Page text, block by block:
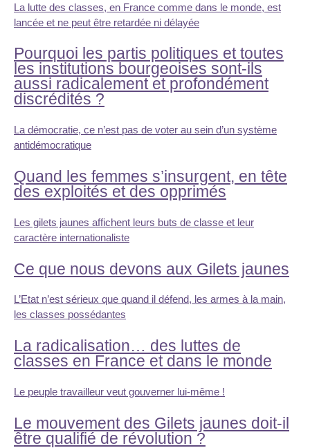
La lutte des classes, en France comme dans le monde, est
lancée et ne peut être retardée ni délayée
Pourquoi les partis politiques et toutes
les institutions bourgeoises sont-ils
aussi radicalement et profondément
discrédités ?
La démocratie, ce n’est pas de voter au sein d’un système
antidémocratique
Quand les femmes s’insurgent, en tête
des exploités et des opprimés
Les gilets jaunes affichent leurs buts de classe et leur
caractère internationaliste
Ce que nous devons aux Gilets jaunes
L’Etat n’est sérieux que quand il défend, les armes à la main,
les classes possédantes
La radicalisation… des luttes de
classes en France et dans le monde
Le peuple travailleur veut gouverner lui-même !
Le mouvement des Gilets jaunes doit-il
être qualifié de révolution ?